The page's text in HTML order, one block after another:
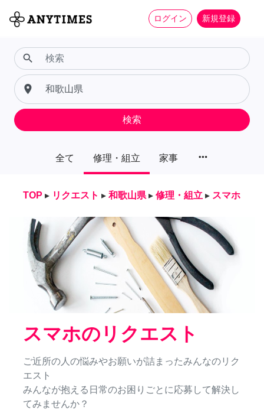
ログイン 新規登録
全て 修理・組立 家事 more_horiz
search
place
検索
TOP ▸ リクエスト ▸ 和歌山県 ▸ 修理・組立 ▸ スマホ
スマホのリクエスト
ご近所の人の悩みやお願いが詰まったみんなのリク
エスト
みんなが抱える日常のお困りごとに応募して解決し
てみませんか？